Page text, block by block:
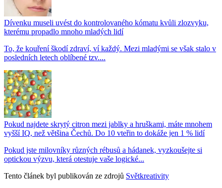
Dívenku museli uvést do kontrolovaného kómatu kvůli zlozvyku,
kterému propadlo mnoho mladých lidí
To, že kouření škodí zdraví, ví každý. Mezi mladými se však stalo v
posledních letech oblíbené tzv....
Pokud najdete skrytý citron mezi jablky a hruškami, máte mnohem
vyšší IQ, než většina Čechů. Do 10 vteřin to dokáže jen 1 % lidí
Pokud jste milovníky různých rébusů a hádanek, vyzkoušejte si
optickou výzvu, která otestuje vaše logické...
Tento článek byl publikován ze zdrojů Světkreativity